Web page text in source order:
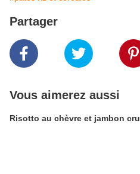
Partager
Vous aimerez aussi
Risotto au chèvre et jambon cru